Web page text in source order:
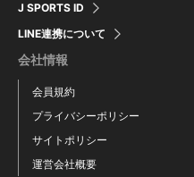
J SPORTS ID
LINE連携について
会社情報
会員規約
プライバシーポリシー
サイトポリシー
運営会社概要